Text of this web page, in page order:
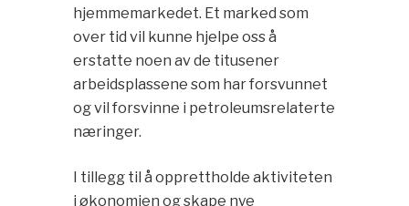
hjemmemarkedet. Et marked som
over tid vil kunne hjelpe oss å
erstatte noen av de titusener
arbeidsplassene som har forsvunnet
og vil forsvinne i petroleumsrelaterte
næringer.
I tillegg til å opprettholde aktiviteten
i økonomien og skape nye